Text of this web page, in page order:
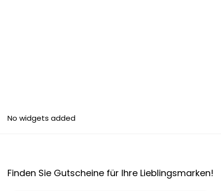
No widgets added
Finden Sie Gutscheine für Ihre Lieblingsmarken!